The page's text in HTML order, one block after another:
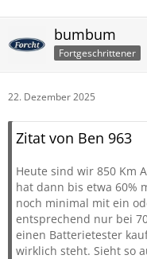
bumbum
Fortgeschrittener
22. Dezember 2025
Zitat von Ben 963
Heute sind wir 850 Km
hat dann bis etwa 60%
noch minimal mit ein
entsprechend nur bei
einen Batterietester
wirklich steht. Sieht so